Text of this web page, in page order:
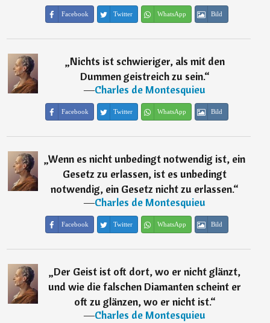
Facebook Twitter WhatsApp Bild
„Nichts ist schwieriger, als mit den
Dummen geistreich zu sein.“
―Charles de Montesquieu
Facebook Twitter WhatsApp Bild
„Wenn es nicht unbedingt notwendig ist, ein
Gesetz zu erlassen, ist es unbedingt
notwendig, ein Gesetz nicht zu erlassen.“
―Charles de Montesquieu
Facebook Twitter WhatsApp Bild
„Der Geist ist oft dort, wo er nicht glänzt,
und wie die falschen Diamanten scheint er
oft zu glänzen, wo er nicht ist.“
―Charles de Montesquieu